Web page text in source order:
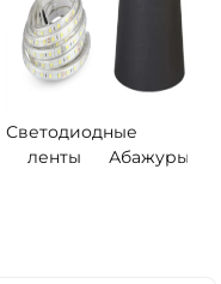
Светодиодные
ленты
Абажуры